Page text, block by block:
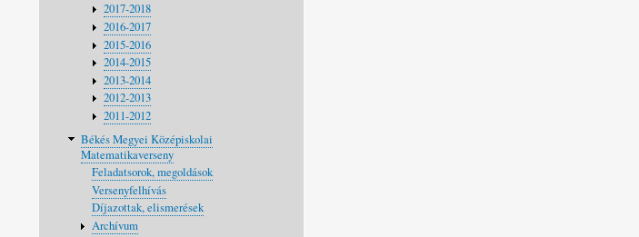
2017-2018
2016-2017
2015-2016
2014-2015
2013-2014
2012-2013
2011-2012
Békés Megyei Középiskolai
Matematikaverseny
Feladatsorok, megoldások
Versenyfelhívás
Díjazottak, elismerések
Archívum